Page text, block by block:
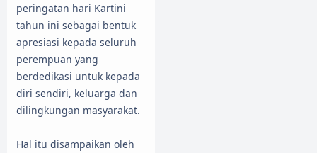
peringatan hari Kartini
tahun ini sebagai bentuk
apresiasi kepada seluruh
perempuan yang
berdedikasi untuk kepada
diri sendiri, keluarga dan
dilingkungan masyarakat.
Hal itu disampaikan oleh